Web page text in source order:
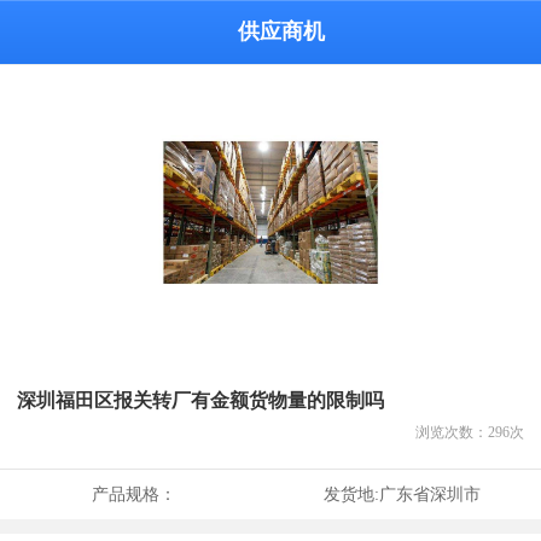
供应商机
深圳福田区报关转厂有金额货物量的限制吗
浏览次数： 296次
产品规格： 发货地:广东省深圳市